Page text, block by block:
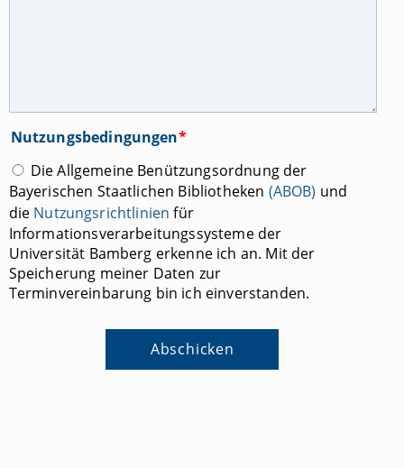
Nutzungsbedingungen*
Die Allgemeine Benützungsordnung der
Bayerischen Staatlichen Bibliotheken (ABOB) und
die Nutzungsrichtlinien für
Informationsverarbeitungssysteme der
Universität Bamberg erkenne ich an. Mit der
Speicherung meiner Daten zur
Terminvereinbarung bin ich einverstanden.